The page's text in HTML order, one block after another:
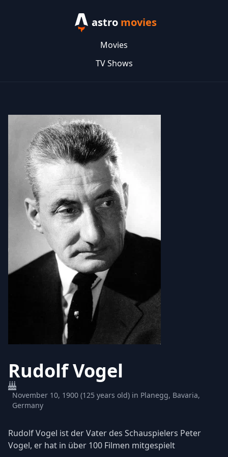
astro movies
Movies
TV Shows
Rudolf Vogel
November 10, 1900 (125 years old) in Planegg, Bavaria,
Germany
Rudolf Vogel ist der Vater des Schauspielers Peter
Vogel, er hat in über 100 Filmen mitgespielt